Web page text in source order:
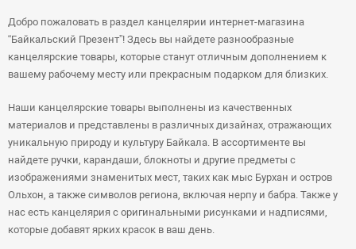
Добро пожаловать в раздел канцелярии интернет-магазина
“Байкальский Презент”! Здесь вы найдете разнообразные
канцелярские товары, которые станут отличным дополнением к
вашему рабочему месту или прекрасным подарком для близких.
Наши канцелярские товары выполнены из качественных
материалов и представлены в различных дизайнах, отражающих
уникальную природу и культуру Байкала. В ассортименте вы
найдете ручки, карандаши, блокноты и другие предметы с
изображениями знаменитых мест, таких как мыс Бурхан и остров
Ольхон, а также символов региона, включая нерпу и бабра. Также у
нас есть канцелярия с оригинальными рисунками и надписями,
которые добавят ярких красок в ваш день.